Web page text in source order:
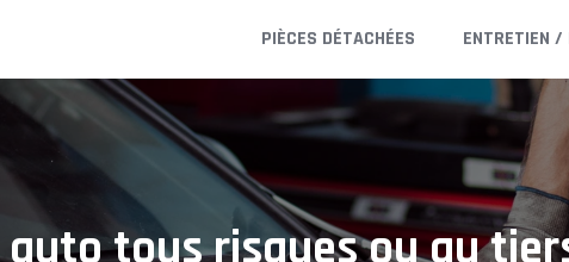
PIÈCES DÉTACHÉES ENTRETIEN /
auto tous risques ou au